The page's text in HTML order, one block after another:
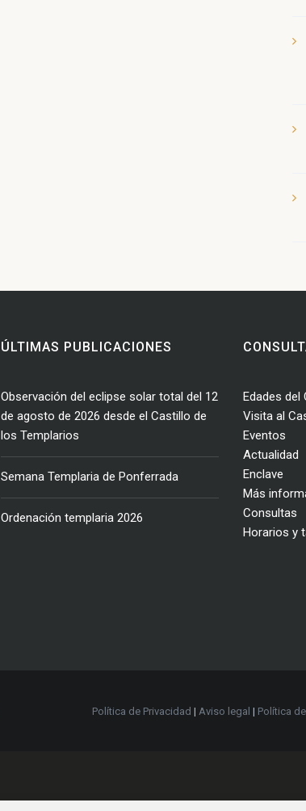
ÚLTIMAS PUBLICACIONES
Observación del eclipse solar total del 12
de agosto de 2026 desde el Castillo de
los Templarios
Semana Templaria de Ponferrada
Ordenación templaria 2026
Edades del
Visita al
Eventos
Actualidad
Enclave
Más
Consultas
Horarios y
Política de Privacidad | Aviso legal | Política